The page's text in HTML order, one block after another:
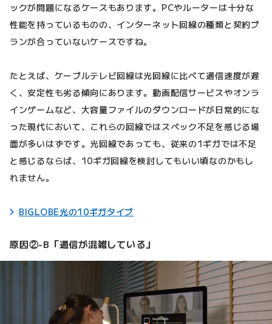
ックが問題になるケースもあります。PCやルーターは十分な
性能を持っているものの、インターネット回線の種類と契約プ
ランが合っていないケースですね。
たとえば、ケーブルテレビ回線は光回線に比べて通信速度が遅
く、安定性も劣る傾向にあります。動画配信サービスやオンラ
インゲームなど、大容量ファイルのダウンロードが日常的にな
った現代において、これらの回線ではスペック不足を感じる場
面が多いはずです。光回線であっても、従来の1ギガでは不足
と感じるならば、10ギガ回線を検討してもいい頃なのかもし
れません。
BIGLOBE光の10ギガタイプ
原因②-B「通信が混雑している」